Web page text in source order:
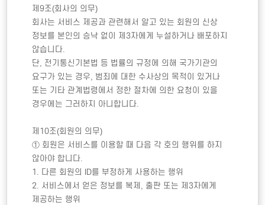
제9조(회사의 의무)
회사는 서비스 제공과 관련해서 알고 있는 회원의 신상
정보를 본인의 승낙 없이 제3자에게 누설하거나 배포하지
않습니다.
단, 전기통신기본법 등 법률의 규정에 의해 국가기관의
요구가 있는 경우, 범죄에 대한 수사상의 목적이 있거나
또는 기타 관계법령에서 정한 절차에 의한 요청이 있을
경우에는 그러하지 아니합니다.
제10조(회원의 의무)
① 회원은 서비스를 이용할 때 다음 각 호의 행위를 하지
않아야 합니다.
1. 다른 회원의 ID를 부정하게 사용하는 행위
2. 서비스에서 얻은 정보를 복제, 출판 또는 제3자에게
제공하는 행위